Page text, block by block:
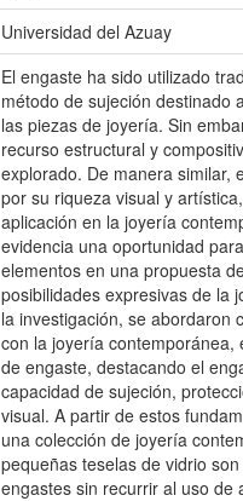
Universidad del Azuay
El engaste ha sido utilizado
método de sujeción destinado
las piezas de joyería. Sin
recurso estructural y
explorado. De manera similar,
por su riqueza visual y
aplicación en la joyería
evidencia una oportunidad
elementos en una propuesta
posibilidades expresivas de la
la investigación, se abordaron
con la joyería contemporánea,
de engaste, destacando el
capacidad de sujeción,
visual. A partir de estos
una colección de joyería
pequeñas teselas de vidrio
engastes sin recurrir al uso de